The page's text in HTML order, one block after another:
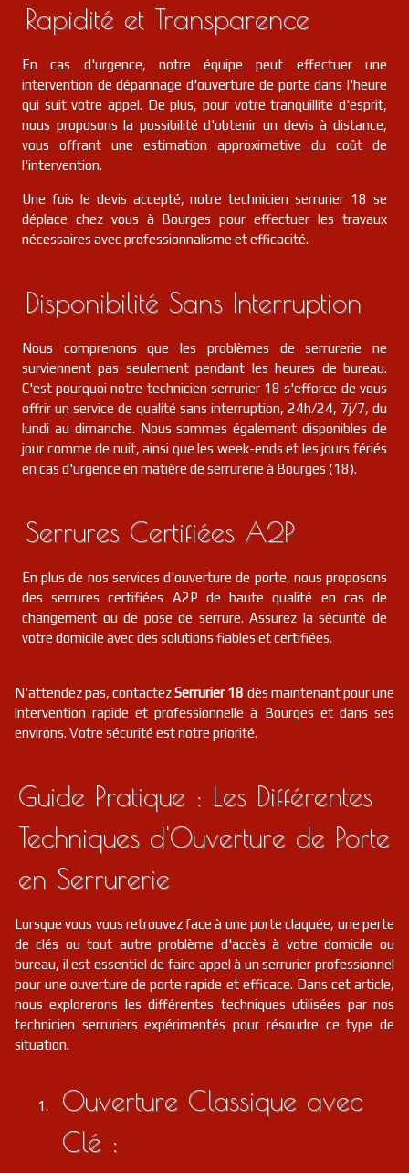
18 Thénioux FR 18100
serrurier 18 Concressault FR 18260
serrurier 18 Senneçay FR 18340
serrurier 18 Marseilles-lès-aubigny FR 18320
Saint-satur
serrurier 18 Saint-jeanvrin FR 18370
serrurier 18 Vignoux-sous-les-aix FR 18110
serrurier 18 Subligny FR 18260
Rapidité et Transparence
En cas d'urgence, notre équipe peut effectuer une
intervention de dépannage d'ouverture de porte dans l'heure
qui suit votre appel. De plus, pour votre tranquillité d'esprit,
nous proposons la possibilité d'obtenir un devis à distance,
vous offrant une estimation approximative du coût de
l'intervention.
Une fois le devis accepté, notre technicien serrurier 18 se
déplace chez vous à Bourges pour effectuer les travaux
nécessaires avec professionnalisme et efficacité.
Disponibilité Sans Interruption
Nous comprenons que les problèmes de serrurerie ne
surviennent pas seulement pendant les heures de bureau.
C'est pourquoi notre technicien serrurier 18 s'efforce de vous
offrir un service de qualité sans interruption, 24h/24, 7j/7, du
lundi au dimanche. Nous sommes également disponibles de
jour comme de nuit, ainsi que les week-ends et les jours fériés
en cas d'urgence en matière de serrurerie à Bourges (18).
Serrures Certifiées A2P
En plus de nos services d'ouverture de porte, nous proposons
des serrures certifiées A2P de haute qualité en cas de
changement ou de pose de serrure. Assurez la sécurité de
votre domicile avec des solutions fiables et certifiées.
N'attendez pas, contactezSerrurier 18 dès maintenant pour une
intervention rapide et professionnelle à Bourges et dans ses
environs. Votre sécurité est notre priorité.
Guide Pratique : Les Différentes
Techniques d'Ouverture de Porte
en Serrurerie
Lorsque vous vous retrouvez face à une porte claquée, une perte
de clés ou tout autre problème d'accès à votre domicile ou
bureau, il est essentiel de faire appel à un serrurier professionnel
pour une ouverture de porte rapide et efficace. Dans cet article,
nous explorerons les différentes techniques utilisées par nos
technicien serruriers expérimentés pour résoudre ce type de
situation.
Ouverture Classique avec
Clé :